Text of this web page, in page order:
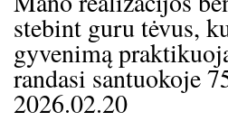
stebint guru tėvus,
gyvenimą
randasi santuokoje
2026.02.20